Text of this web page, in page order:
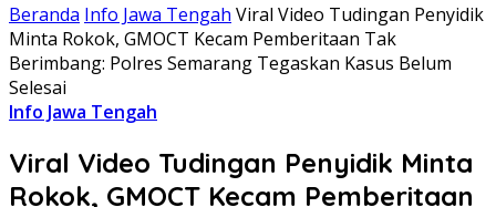
Beranda Info Jawa Tengah Viral Video Tudingan Penyidik
Minta Rokok, GMOCT Kecam Pemberitaan Tak
Berimbang: Polres Semarang Tegaskan Kasus Belum
Selesai
Info Jawa Tengah
Viral Video Tudingan Penyidik Minta
Rokok, GMOCT Kecam Pemberitaan